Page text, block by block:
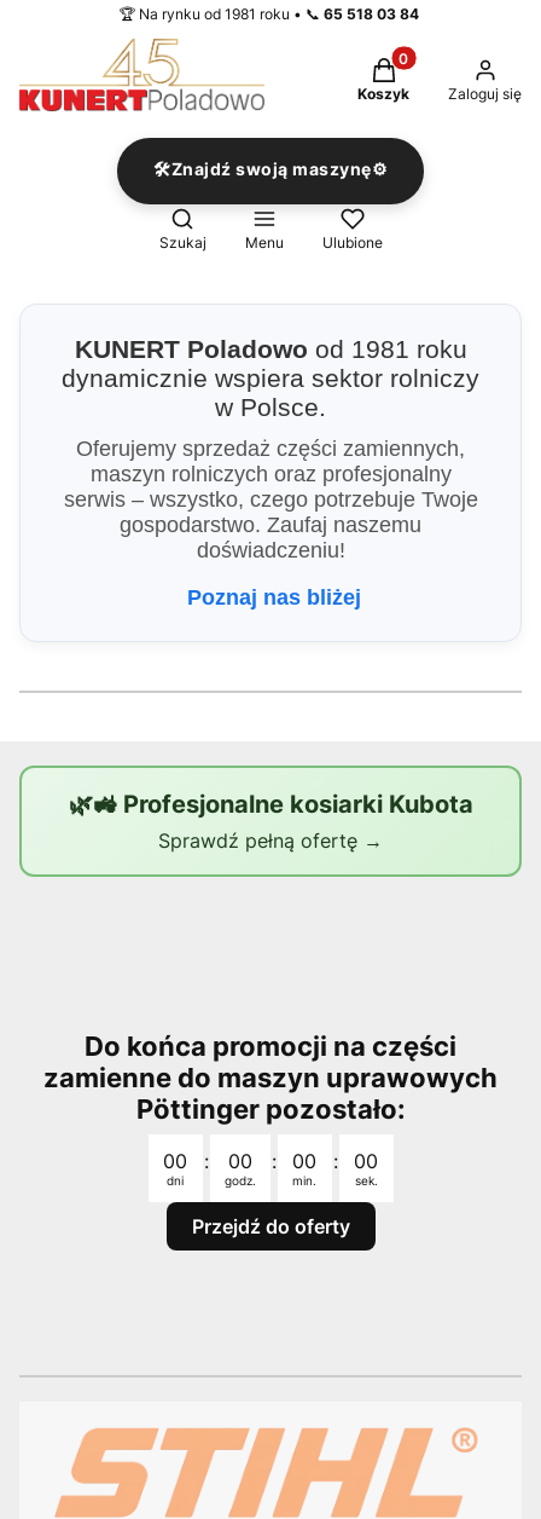
🏆 Na rynku od 1981 roku • 📞 65 518 03 84
Produkty w
Koszyk Zaloguj się
🛠️Znajdź swoją maszynę⚙️
Otwórz wyszukiwarkę
Szukaj Menu Ulubione
KUNERT Poladowo od 1981 roku
dynamicznie wspiera sektor rolniczy
w Polsce.
Oferujemy sprzedaż części zamiennych,
maszyn rolniczych oraz profesjonalny
serwis – wszystko, czego potrzebuje Twoje
gospodarstwo. Zaufaj naszemu
doświadczeniu!
Poznaj nas bliżej
🌿🚜 Profesjonalne kosiarki Kubota
Sprawdź pełną ofertę →
Do końca promocji na części
zamienne do maszyn uprawowych
Pöttinger pozostało:
00
dni
: 00
godz.
: 00
min.
: 00
sek.
Przejdź do oferty